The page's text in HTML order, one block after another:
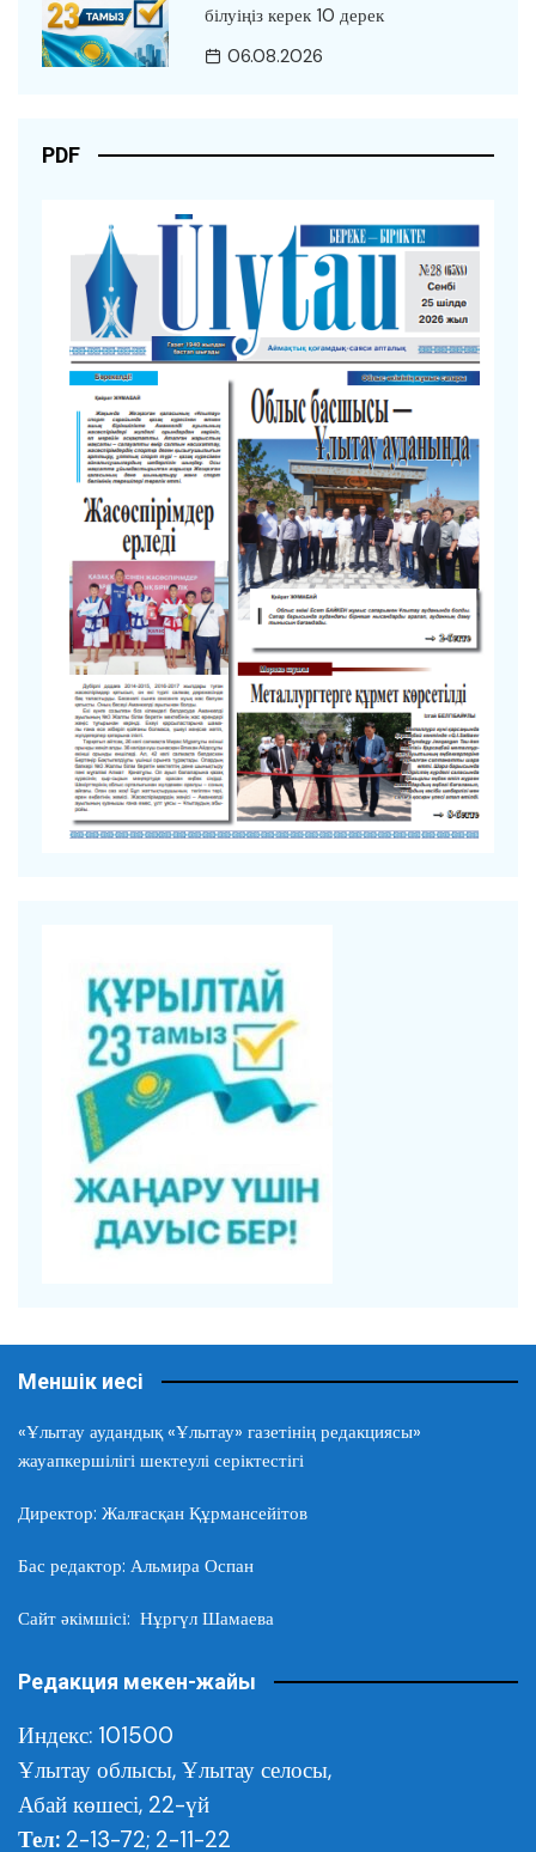
білуіңіз керек 10 дерек
06.08.2026
PDF
Меншік иесі
«Ұлытау аудандық «Ұлытау» газетінің редакциясы»
жауапкершілігі шектеулі серіктестігі
Директор: Жалғасқан Құрмансейітов
Бас редактор: Альмира Оспан
Сайт әкімшісі: Нұргүл Шамаева
Редакция мекен-жайы
Индекс: 101500
Ұлытау облысы, Ұлытау селосы,
Абай көшесі, 22-үй
Тел: 2-13-72; 2-11-22